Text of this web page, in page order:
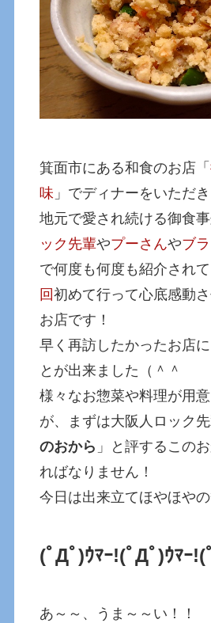
箕面市にある和食のお店「
味 」でディナーをいただき
地元で愛され続ける御食事
ック先輩やプーさんやブ
で何度も何度も紹介され
回初めて行って心底感動
お店です！
早く再訪したかったお店
とが出来ました（＾＾
様々なお惣菜や料理が用
が、まずは大阪人ロック先
のおから 」と評するこの
ればなりません！
今日は出来立てほやほやの
(ﾟДﾟ)ｳﾏｰ!(ﾟДﾟ)ｳﾏｰ!(
あ～～、うま～～い！！